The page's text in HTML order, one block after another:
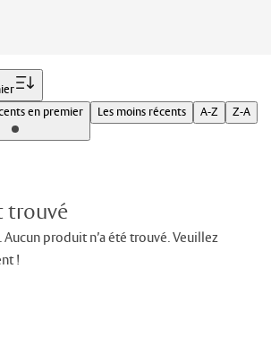
en premier Les moins récents A-Z Z-A
trouvé
produit n’a été trouvé. Veuillez
!